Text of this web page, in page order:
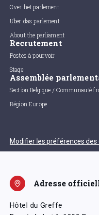
Over het parlement
Uber das parlement
About the parliament
Recrutement
Postes à pourvoir
Stage
Assemblée
Section Belgique / Communauté
Région Europe
Modifier les préférences des
Adresse
Hôtel du Greffe